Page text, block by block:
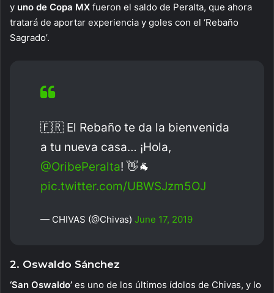
y uno de Copa MX fueron el saldo de Peralta, que ahora
tratará de aportar experiencia y goles con el ‘Rebaño
Sagrado’.
🇫🇷 El Rebaño te da la bienvenida
a tu nueva casa… ¡Hola,
@OribePeralta! 👋🐐
pic.twitter.com/UBWSJzm5OJ
— CHIVAS (@Chivas) June 17, 2019
2. Oswaldo Sánchez
‘San Oswaldo’ es uno de los últimos ídolos de Chivas, y lo